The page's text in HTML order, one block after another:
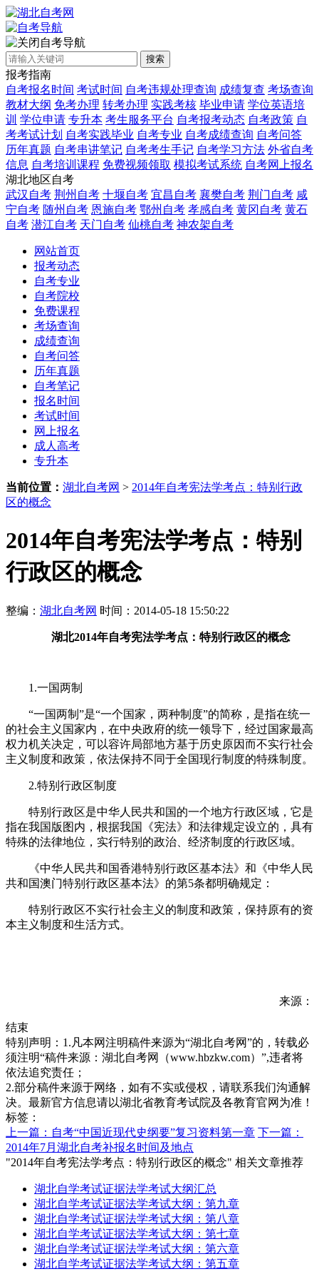
自考导航
搜索
报考指南
自考报名时间 考试时间 自考违规处理查询 成绩复查 考场查询
教材大纲 免考办理 转考办理 实践考核 毕业申请 学位英语培
训 学位申请 专升本 考生服务平台 自考报考动态 自考政策 自
考考试计划 自考实践毕业 自考专业 自考成绩查询 自考问答
历年真题 自考串讲笔记 自考考生手记 自考学习方法 外省自考
信息 自考培训课程 免费视频领取 模拟考试系统 自考网上报名
湖北地区自考
武汉自考 荆州自考 十堰自考 宜昌自考 襄樊自考 荆门自考 咸
宁自考 随州自考 恩施自考 鄂州自考 孝感自考 黄冈自考 黄石
自考 潜江自考 天门自考 仙桃自考 神农架自考
网站首页
报考动态
自考专业
自考院校
免费课程
考场查询
成绩查询
自考问答
历年真题
自考笔记
报名时间
考试时间
网上报名
成人高考
专升本
当前位置： 湖北自考网 > 2014年自考宪法学考点：特别行政
区的概念
2014年自考宪法学考点：特别
行政区的概念
整编： 湖北自考网 时间：2014-05-18 15:50:22
湖北2014年自考宪法学考点：特别行政区的概念
1.一国两制
“一国两制”是“一个国家，两种制度”的简称，是指在统一
的社会主义国家内，在中央政府的统一领导下，经过国家最高
权力机关决定，可以容许局部地方基于历史原因而不实行社会
主义制度和政策，依法保持不同于全国现行制度的特殊制度。
2.特别行政区制度
特别行政区是中华人民共和国的一个地方行政区域，它是
指在我国版图内，根据我国《宪法》和法律规定设立的，具有
特殊的法律地位，实行特别的政治、经济制度的行政区域。
《中华人民共和国香港特别行政区基本法》和《中华人民
共和国澳门特别行政区基本法》的第5条都明确规定：
特别行政区不实行社会主义的制度和政策，保持原有的资
本主义制度和生活方式。
来源：
结束
特别声明：1.凡本网注明稿件来源为“湖北自考网”的，转载必
须注明“稿件来源：湖北自考网（www.hbzkw.com）”,违者将
依法追究责任；
2.部分稿件来源于网络，如有不实或侵权，请联系我们沟通解
决。最新官方信息请以湖北省教育考试院及各教育官网为准！
标签：
上一篇：自考“中国近现代史纲要”复习资料第一章 下一篇：
2014年7月湖北自考补报名时间及地点
"2014年自考宪法学考点：特别行政区的概念" 相关文章推荐
湖北自学考试证据法学考试大纲汇总
湖北自学考试证据法学考试大纲：第九章
湖北自学考试证据法学考试大纲：第八章
湖北自学考试证据法学考试大纲：第七章
湖北自学考试证据法学考试大纲：第六章
湖北自学考试证据法学考试大纲：第五章